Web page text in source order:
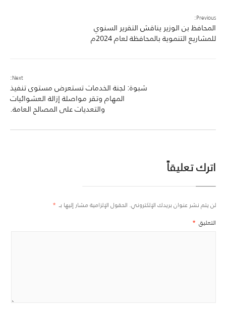
Previous:
المحافظ بن الوزير يناقش التقرير السنوي
للمشاريع التنموية بالمحافظة لعام 2024م
Next:
شبوة: لجنة الخدمات تستعرض مستوى تنفيذ
المهام وتقر مواصلة إزالة العشوائيات
والتعديات على المصالح العامة.
اترك تعليقاً
لن يتم نشر عنوان بريدك الإلكتروني. الحقول الإلزامية مشار إليها بـ *
التعليق *